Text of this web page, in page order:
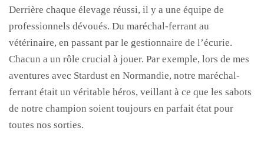
Derrière chaque élevage réussi, il y a une équipe de
professionnels dévoués. Du maréchal-ferrant au
vétérinaire, en passant par le gestionnaire de l’écurie.
Chacun a un rôle crucial à jouer. Par exemple, lors de mes
aventures avec Stardust en Normandie, notre maréchal-
ferrant était un véritable héros, veillant à ce que les sabots
de notre champion soient toujours en parfait état pour
toutes nos sorties.